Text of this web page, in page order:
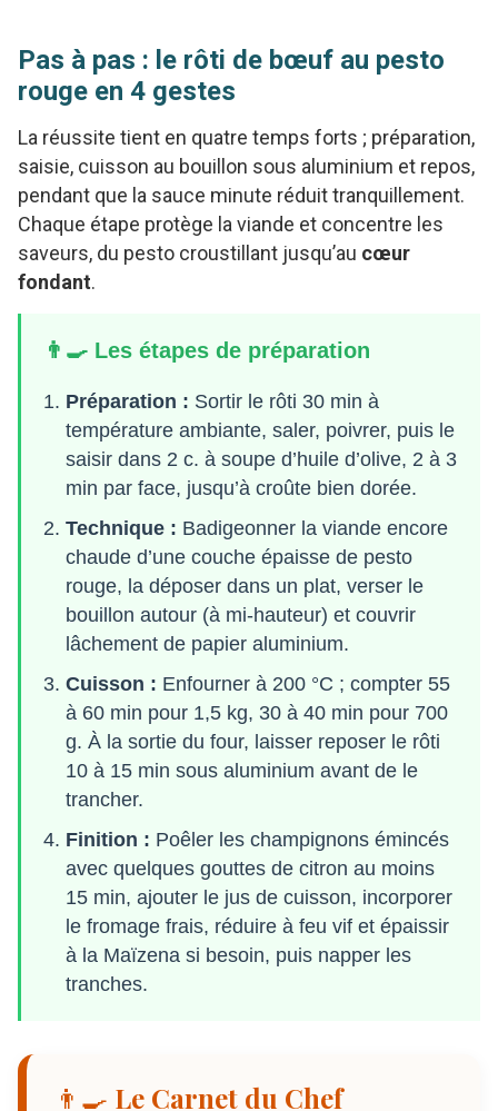
Pas à pas : le rôti de bœuf au pesto
rouge en 4 gestes
La réussite tient en quatre temps forts ; préparation,
saisie, cuisson au bouillon sous aluminium et repos,
pendant que la sauce minute réduit tranquillement.
Chaque étape protège la viande et concentre les
saveurs, du pesto croustillant jusqu’au cœur
fondant.
👨‍🍳 Les étapes de préparation
Préparation : Sortir le rôti 30 min à
température ambiante, saler, poivrer, puis le
saisir dans 2 c. à soupe d’huile d’olive, 2 à 3
min par face, jusqu’à croûte bien dorée.
Technique : Badigeonner la viande encore
chaude d’une couche épaisse de pesto
rouge, la déposer dans un plat, verser le
bouillon autour (à mi-hauteur) et couvrir
lâchement de papier aluminium.
Cuisson : Enfourner à 200 °C ; compter 55
à 60 min pour 1,5 kg, 30 à 40 min pour 700
g. À la sortie du four, laisser reposer le rôti
10 à 15 min sous aluminium avant de le
trancher.
Finition : Poêler les champignons émincés
avec quelques gouttes de citron au moins
15 min, ajouter le jus de cuisson, incorporer
le fromage frais, réduire à feu vif et épaissir
à la Maïzena si besoin, puis napper les
tranches.
👨‍🍳 Le Carnet du Chef